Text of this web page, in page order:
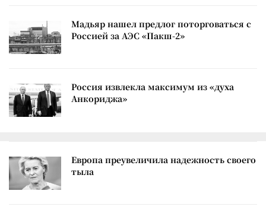
Мадьяр нашел предлог поторговаться с
Россией за АЭС «Пакш-2»
Россия извлекла максимум из «духа
Анкориджа»
Европа преувеличила надежность своего
тыла